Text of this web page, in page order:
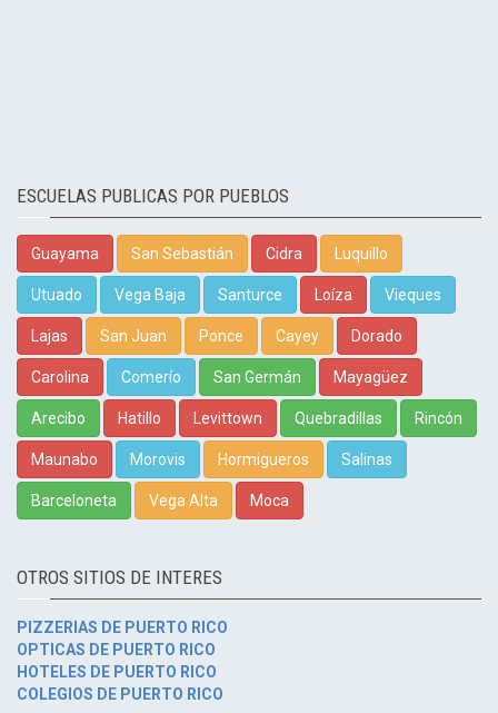
ESCUELAS PUBLICAS POR PUEBLOS
Guayama San Sebastián Cidra Luquillo
Utuado Vega Baja Santurce Loíza Vieques
Lajas San Juan Ponce Cayey Dorado
Carolina Comerío San Germán Mayagüez
Arecibo Hatillo Levittown Quebradillas Rincón
Maunabo Morovis Hormigueros Salinas
Barceloneta Vega Alta Moca
OTROS SITIOS DE INTERES
PIZZERIAS DE PUERTO RICO
OPTICAS DE PUERTO RICO
HOTELES DE PUERTO RICO
COLEGIOS DE PUERTO RICO